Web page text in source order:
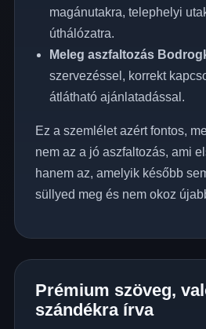
magánutakra, telephelyi
úthálózatra.
Meleg aszfaltozás
szervezéssel, korrekt
átlátható ajánlatadással.
Ez a szemlélet azért fontos,
nem az a jó aszfaltozás, ami
hanem az, amelyik később
süllyed meg és nem okoz
Prémium szöveg,
szándékra írva